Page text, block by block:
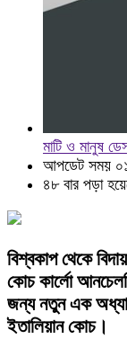
মাটি ও মানুষ
আপডেট সময়
৪৮ বার পড়া
বিশ্বকাপ থেকে
কোচ কার্লো
জন্য নতুন এক
ইতালিয়ান কোচ।